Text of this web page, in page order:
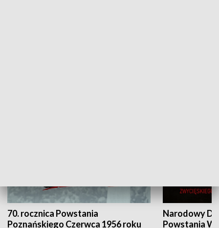
70. rocznica Powstania
Poznańskiego Czerwca 1956 roku
Narodowy
Powstania